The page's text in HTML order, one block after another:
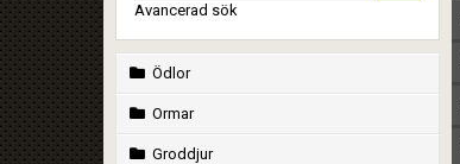
Avancerad sök
Ödlor
Ormar
Groddjur